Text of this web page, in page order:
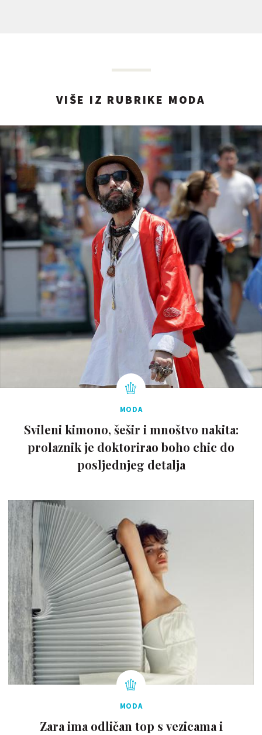
VIŠE IZ RUBRIKE MODA
MODA
Svileni kimono, šešir i mnoštvo nakita:
prolaznik je doktorirao boho chic do
posljednjeg detalja
MODA
Zara ima odličan top s vezicama i